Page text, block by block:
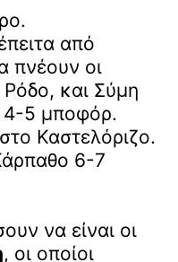
από
πνέουν οι
και Σύμη
4-5 μποφόρ.
Καστελόριζο.
6-7
να είναι οι
, οι οποίοι